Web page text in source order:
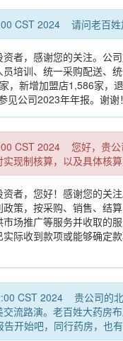
CST 2024 请问老百姓
者，感谢您的关注。公
培训、统一采购配送、
，新增加盟店1,586家，
见公司2023年年报。谢谢！
CST 2024 您好，贵公
现制核算，以及具体核算
者，您好！感谢您的关
政策，按采购、销售、结
市场推广等服务并收取的
际收到款项或能够确定
CST 2024 贵公司的北
交流路演。老百姓大药房
开始吧，同行药房，也